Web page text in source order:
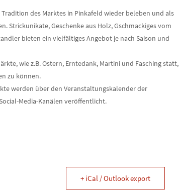
des Marktes in Pinkafeld wieder beleben und als
Strickunikate, Geschenke aus Holz, Gschmackiges vom
bieten ein vielfältiges Angebot je nach Saison und
wie z.B. Ostern, Erntedank, Martini und Fasching statt,
zu können.
werden über den Veranstaltungskalender der
Media-Kanälen veröffentlicht.
+ iCal / Outlook export